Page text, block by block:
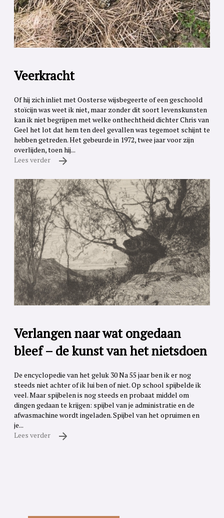
Veerkracht
Of hij zich inliet met Oosterse wijsbegeerte of een geschoold
stoïcijn was weet ik niet, maar zonder dit soort levenskunsten
kan ik niet begrijpen met welke onthechtheid dichter Chris van
Geel het lot dat hem ten deel gevallen was tegemoet schijnt te
hebben getreden. Het gebeurde in 1972, twee jaar voor zijn
overlijden, toen hij...
Lees verder
Verlangen naar wat ongedaan
bleef – de kunst van het nietsdoen
De encyclopedie van het geluk 30 Na 55 jaar ben ik er nog
steeds niet achter of ik lui ben of niet. Op school spijbelde ik
veel. Maar spijbelen is nog steeds en probaat middel om
dingen gedaan te krijgen: spijbel van je administratie en de
afwasmachine wordt ingeladen. Spijbel van het opruimen en
je...
Lees verder